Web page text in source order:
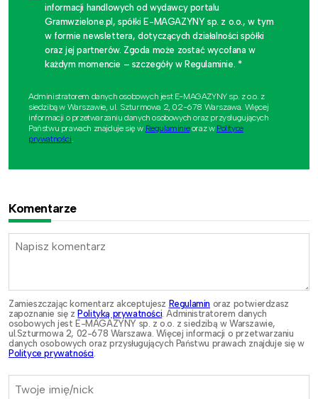
informacji handlowych od wydawcy portalu
Gramwzielone.pl, spółki E-MAGAZYNY sp. z o.o., w tym
w formie newslettera, dotyczących działalności spółki
oraz jej partnerów. Zgoda może zostać wycofana w
każdym momencie – szczegóły w Regulaminie. *
Administratorem danych osobowych jest E-MAGAZYNY sp. z o.o. z
siedzibą w Warszawie, ul. Szturmowa 2, 02-678 Warszawa. Więcej
informacji o przetwarzaniu danych osobowych oraz przysługujących
Państwu prawach znajduje się w Regulaminieoraz w Polityce
prywatności.
Komentarze
Zamieszczając komentarz akceptujesz Regulamin oraz potwierdzasz
zapoznanie się z Polityką prywatności. Administratorem danych
osobowych jest E-MAGAZYNY sp. z o.o. z siedzibą w Warszawie,
ul.Szturmowa 2, 02-678 Warszawa. Więcej informacji o przetwarzaniu
danych osobowych oraz przysługujących Państwu prawach znajduje się w
Polityce prywatności.